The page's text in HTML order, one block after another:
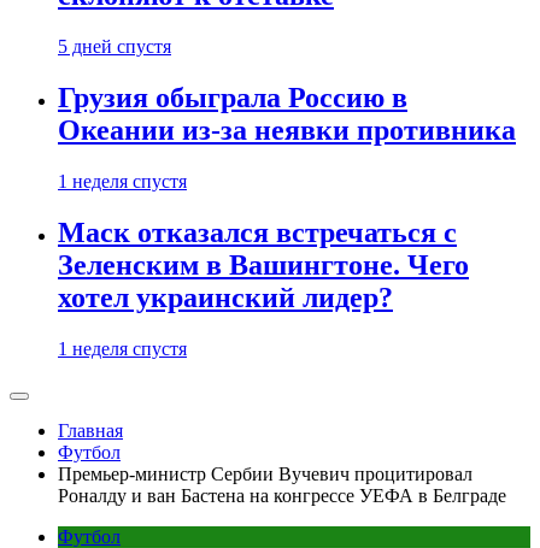
5 дней спустя
Грузия обыграла Россию в
Океании из-за неявки противника
1 неделя спустя
Маск отказался встречаться с
Зеленским в Вашингтоне. Чего
хотел украинский лидер?
1 неделя спустя
Главная
Футбол
Премьер-министр Сербии Вучевич процитировал
Роналду и ван Бастена на конгрессе УЕФА в Белграде
Футбол